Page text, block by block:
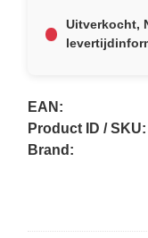
Uitverkocht,
EAN:
Product ID / SKU:
Brand: